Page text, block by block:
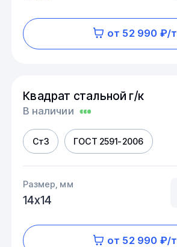
от 52 990 ₽/т
Квадрат стальной г/к
В наличии
Ст3 ГОСТ 2591-2006
Размер, мм
14х14
от 52 990 ₽/т